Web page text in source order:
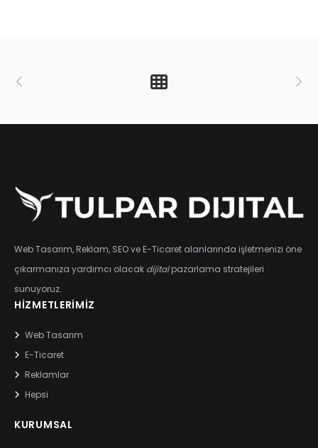
Web Tasarım, Reklam, SEO ve E-Ticaret alanlarında işletmenizi öne
çıkarmanıza yardımcı olacak dijitalpazarlama stratejileri
sunuyoruz.
HIZMETLERIMIZ
Web Tasarım
E-Ticaret
Reklamlar
Hepsi
KURUMSAL